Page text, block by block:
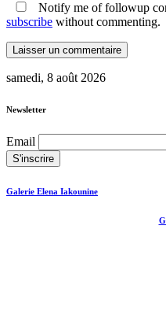
Notify me of followup
subscribe without commenting.
samedi, 8 août 2026
Newsletter
Email
Galerie Elena Iakounine